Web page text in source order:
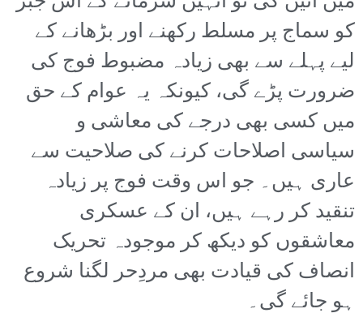
کو سماج پر مسلط رکھنے اور بڑھانے کے
لیے پہلے سے بھی زیادہ مضبوط فوج کی
ضرورت پڑے گی، کیونکہ یہ عوام کے حق
میں کسی بھی درجے کی معاشی و
سیاسی اصلاحات کرنے کی صلاحیت سے
عاری ہیں۔ جو اس وقت فوج پر زیادہ
تنقید کر رہے ہیں، ان کے عسکری
معاشقوں کو دیکھ کر موجودہ تحریک
انصاف کی قیادت بھی مردِحر لگنا شروع
ہو جائے گی۔